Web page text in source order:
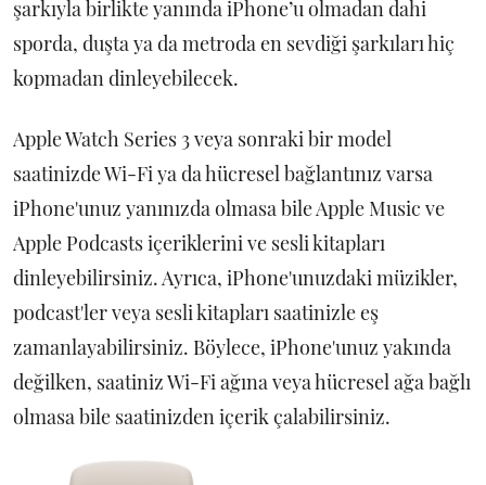
şarkıyla birlikte yanında iPhone’u olmadan dahi
sporda, duşta ya da metroda en sevdiği şarkıları hiç
kopmadan dinleyebilecek.
Apple Watch Series 3 veya sonraki bir model
saatinizde Wi-Fi ya da hücresel bağlantınız varsa
iPhone'unuz yanınızda olmasa bile Apple Music ve
Apple Podcasts içeriklerini ve sesli kitapları
dinleyebilirsiniz. Ayrıca, iPhone'unuzdaki müzikler,
podcast'ler veya sesli kitapları saatinizle eş
zamanlayabilirsiniz. Böylece, iPhone'unuz yakında
değilken, saatiniz Wi-Fi ağına veya hücresel ağa bağlı
olmasa bile saatinizden içerik çalabilirsiniz.